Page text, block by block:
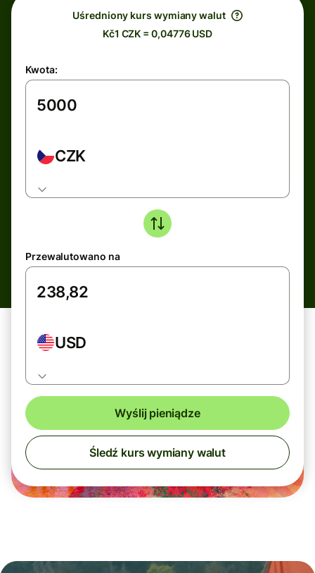
Uśredniony kurs wymiany walut
Kč1 CZK = 0,04776 USD
Kwota:
CZK
Przewalutowano na
USD
Wyślij pieniądze
Śledź kurs wymiany walut